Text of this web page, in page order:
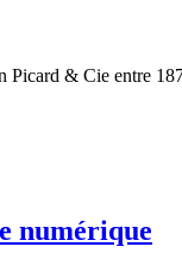
& Cie entre
numérique